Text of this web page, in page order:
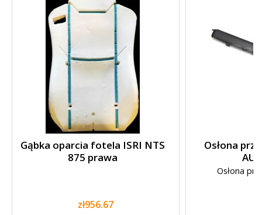
Gąbka oparcia fotela ISRI NTS
875 prawa
Price
zł956.67
Osłona
Osłona